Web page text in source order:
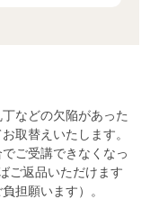
などの欠陥があった
取替えいたします。
ご受講できなくなっ
ご返品いただけます
担願います）。